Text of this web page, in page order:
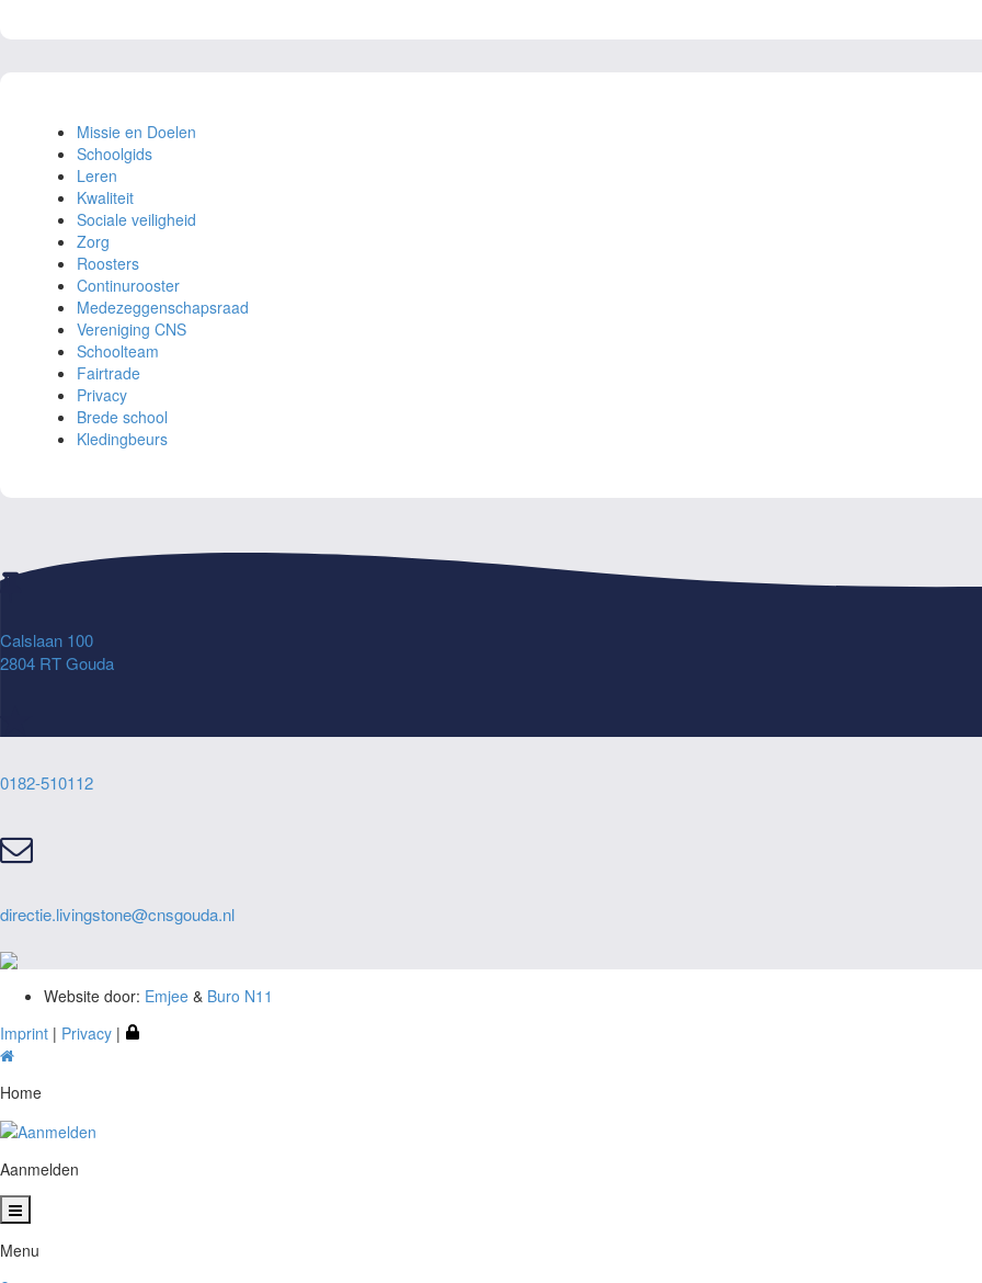
Missie en Doelen
Schoolgids
Leren
Kwaliteit
Sociale veiligheid
Zorg
Roosters
Continurooster
Medezeggenschapsraad
Vereniging CNS
Schoolteam
Fairtrade
Privacy
Brede school
Kledingbeurs
Calslaan 100
2804 RT Gouda
0182-510112
directie.livingstone@cnsgouda.nl
Website door: Emjee & Buro N11
Imprint | Privacy |
Home
Aanmelden
Menu